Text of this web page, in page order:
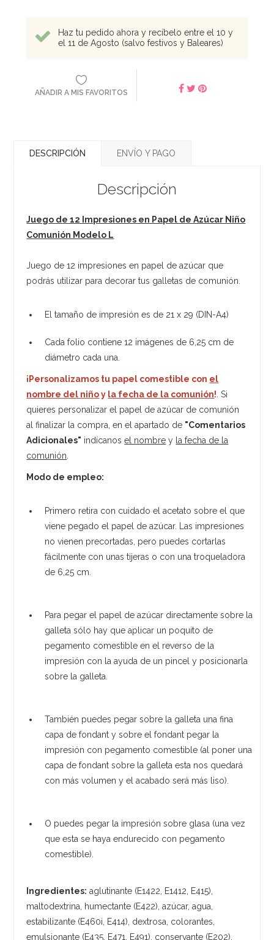
Haz tu pedido ahora y recíbelo entre el 10 y
el 11 de Agosto (salvo festivos y Baleares)
AÑADIR A MIS FAVORITOS
DESCRIPCIÓN ENVÍO Y PAGO
Descripción
Juego de 12 Impresiones en Papel de Azúcar Niño
Comunión Modelo L
Juego de 12 impresiones en papel de azúcar que
podrás utilizar para decorar tus galletas de comunión.
El tamaño de impresión es de 21 x 29 (DIN-A4)
Cada folio contiene 12 imágenes de 6,25 cm de
diámetro cada una.
¡Personalizamos tu papel comestible con el
nombre del niñoy la fecha de la comunión! . Si
quieres personalizar el papel de azúcar de comunión
al finalizar la compra, en el apartado de "Comentarios
Adicionales" indícanosel nombre y la fecha de la
comunión
Modo de empleo:
Primero retira con cuidado el acetato sobre el que
viene pegado el papel de azúcar. Las impresiones
no vienen precortadas, pero puedes cortarlas
fácilmente con unas tijeras o con una troqueladora
de 6,25 cm.
Para pegar el papel de azúcar directamente sobre la
galleta sólo hay que aplicar un poquito de
pegamento comestible en el reverso de la
impresión con la ayuda de un pincel y posicionarla
sobre la galleta.
También puedes pegar sobre la galleta una fina
capa de fondant y sobre el fondant pegar la
impresión con pegamento comestible (al poner una
capa de fondant sobre la galleta esta nos quedará
con más volumen y el acabado será más liso).
O puedes pegar la impresión sobre glasa (una vez
que esta se haya endurecido con pegamento
comestible).
Ingredientes: aglutinante (E1422, E1412, E415),
maltodextrina, humectante (E422), azúcar, agua,
estabilizante (E460i, E414), dextrosa, colorantes,
emulsionante (E435, E471, E491), conservante (E202),